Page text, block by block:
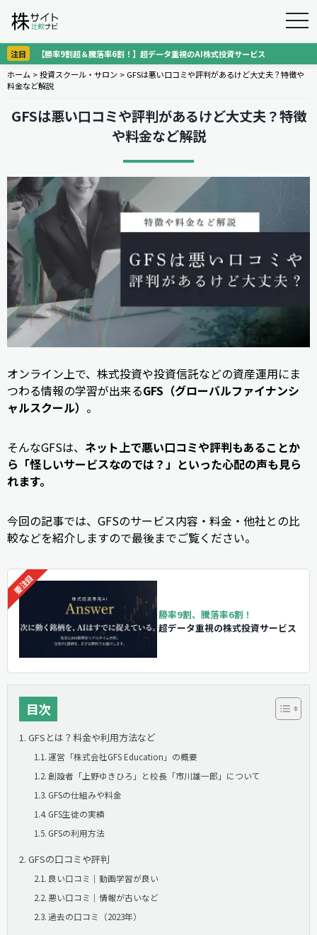
注目
【勝率9割超＆騰落率6割！】超データ重視のAI株式投資サービス
ホーム >投資スクール・サロン > GFSは悪い口コミや評判があるけど大丈夫？特徴や
料金など解説
GFSは悪い口コミや評判があるけど大丈夫？特徴
や料金など解説
オンライン上で、株式投資や投資信託などの資産運用にま
つわる情報の学習が出来るGFS（グローバルファイナンシ
ャルスクール） 。
そんなGFSは、 ネット上で悪い口コミや評判もあることか
ら「怪しいサービスなのでは？」といった心配の声も見ら
れます。
今回の記事では、GFSのサービス内容・料金・他社との比
較などを紹介しますので最後までご覧ください。
勝率9割、騰落率6割！
超データ重視の株式投資サービス
目次
GFSとは？料金や利用方法など
運営「株式会社GFS Education」の概要
創設者「上野ゆきひろ」と校長「市川雄一郎」について
GFSの仕組みや料金
GFS生徒の実績
GFSの利用方法
GFSの口コミや評判
良い口コミ｜動画学習が良い
悪い口コミ｜情報が古いなど
過去の口コミ（2023年）